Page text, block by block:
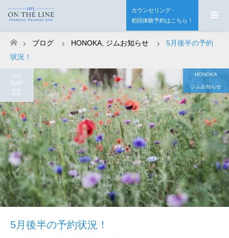
カウンセリング・
初回体験予約はこちら！
ホーム
ブログ HONOKA ジムお知らせ
5月後半の予約
状況！
2023
MAY
22
HONOKA
ジムお知らせ
5月後半の予約状況！